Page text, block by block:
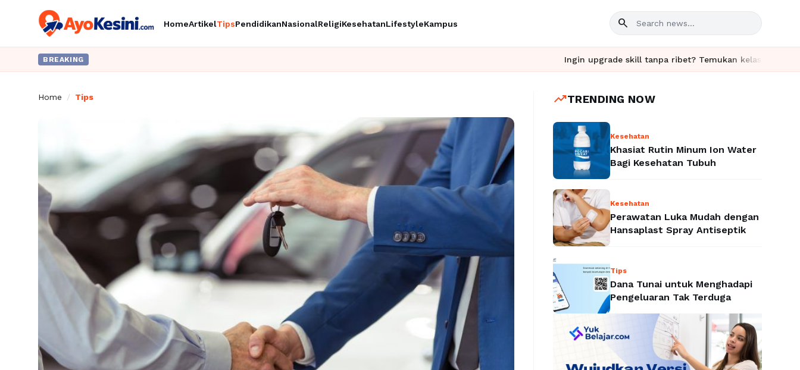
HomeArtikelTipsPendidikanNasionalReligiKesehatanLifestyleKampus search
BREAKING Ingin upgrade skill tanpa ribet? Temukan kelas seru dan materi
Home / Tips trending_upTRENDING NOW
Kesehatan
Khasiat Rutin Minum Ion Water
Bagi Kesehatan Tubuh
Kesehatan
Perawatan Luka Mudah dengan
Hansaplast Spray Antiseptik
Tips
Dana Tunai untuk Menghadapi
Pengeluaran Tak Terduga